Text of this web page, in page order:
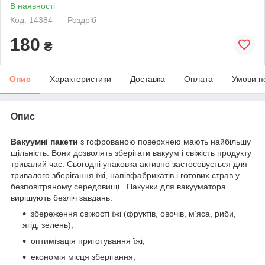
В наявності
Код: 14384
Роздріб
180 ₴
Опис Характеристики Доставка Оплата Умови
Опис
Вакуумні пакети з гофрованою поверхнею мають найбільшу
щільність. Вони дозволять зберігати вакуум і свіжість продукту
тривалий час. Сьогодні упаковка активно застосовується для
тривалого зберігання їжі, напівфабрикатів і готових страв у
безповітряному середовищі. Пакунки для вакууматора
вирішують безліч завдань:
збереження свіжості їжі (фруктів, овочів, м’яса, риби,
ягід, зелень);
оптимізація приготування їжі;
економія місця зберігання;